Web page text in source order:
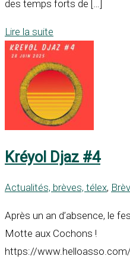
des temps forts de […]
Lire la suite
Kréyol Djaz #4
Actualités, brèves, télex,
Après un an d’absence, le
Motte aux Cochons !
https://